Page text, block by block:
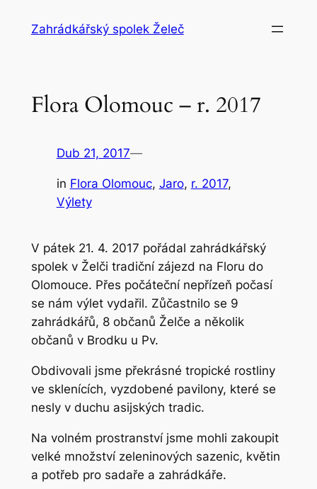
Zahrádkářský spolek Želeč
Flora Olomouc – r. 2017
Dub 21, 2017—
in Flora Olomouc, Jaro, r. 2017
Výlety
V pátek 21. 4. 2017 pořádal zahrádkářský
spolek v Želči tradiční zájezd na Floru do
Olomouce. Přes počáteční nepřízeň počasí
se nám výlet vydařil. Zůčastnilo se 9
zahrádkářů, 8 občanů Želče a několik
občanů v Brodku u Pv.
Obdivovali jsme překrásné tropické rostliny
ve sklenících, vyzdobené pavilony, které se
nesly v duchu asijských tradic.
Na volném prostranství jsme mohli zakoupit
velké množství zeleninových sazenic, květin
a potřeb pro sadaře a zahrádkáře.